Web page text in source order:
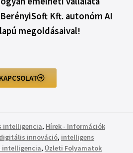
Kft. autonóm AI
megoldásaival!
KAPCSOLAT
intelligencia, Hírek - Információk
digitális innováció, intelligens
intelligencia, Üzleti Folyamatok